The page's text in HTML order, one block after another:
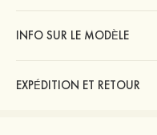
INFO SUR LE MODÈLE
EXPÉDITION ET RETOUR